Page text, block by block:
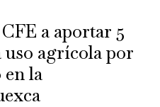
a aportar 5
uso agrícola por
la